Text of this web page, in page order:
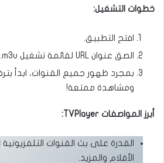
خطوات التشغيل:
افتح التطبيق.
الصق عنوان URL لقائمة تشغيل m3u.
بمجرد ظهور جميع القنوات، ابدأ
ومشاهدة ممتعة!
أبرز المواصفات TVPlayer:
القدرة على بث القنوات التلفزيونية
الأفلام والمزيد.